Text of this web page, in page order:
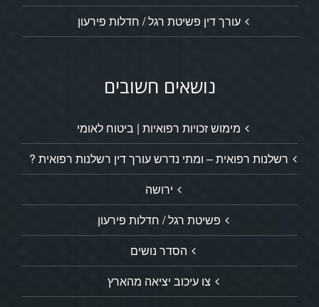
עורך דין פשיטת רגל / חדלות פירעון
נושאים חשובים
מימוש זכויות רפואיות | ביטוח לאומי
רשלנות רפואית – ומתי נדרש עורך דין רשלנות רפואית ?
ירושה
פשיטת רגל / חדלות פירעון
הסדר נושים
צו עיכוב יציאה מהארץ